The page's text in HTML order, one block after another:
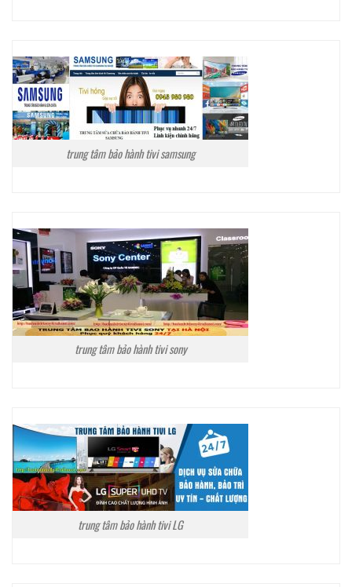
trung tâm bảo hành tivi samsung
trung tâm bảo hành tivi sony
trung tâm bảo hành tivi LG